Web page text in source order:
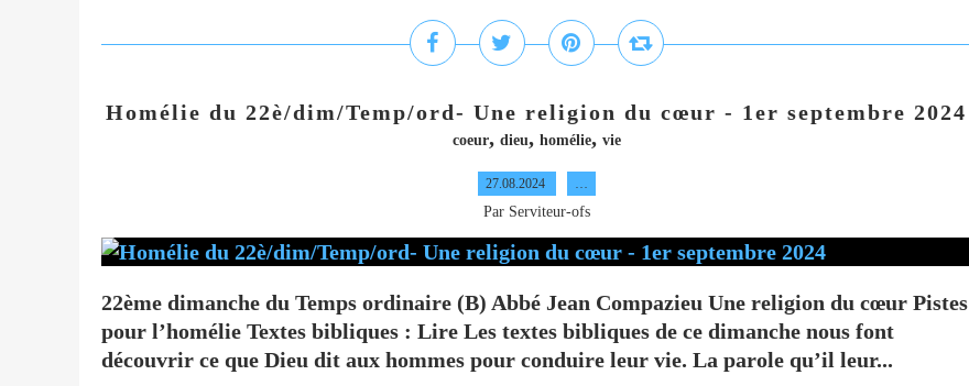
Homélie du 22è/dim/Temp/ord- Une religion du cœur - 1er septembre 2024
coeur, dieu, homélie, vie
27.08.2024 …
Par Serviteur-ofs
22ème dimanche du Temps ordinaire (B) Abbé Jean Compazieu Une religion du cœur Pistes
pour l’homélie Textes bibliques : Lire Les textes bibliques de ce dimanche nous font
découvrir ce que Dieu dit aux hommes pour conduire leur vie. La parole qu’il leur...